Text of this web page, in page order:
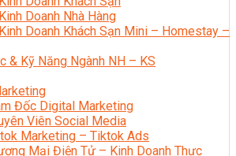
Doanh Nhà Hàng
Doanh Khách Sạn Mini – Homestay –
& Kỹ Năng Ngành NH – KS
Đốc Digital Marketing
Viên Social Media
Marketing – Tiktok Ads
Mại Điện Tử – Kinh Doanh Thực